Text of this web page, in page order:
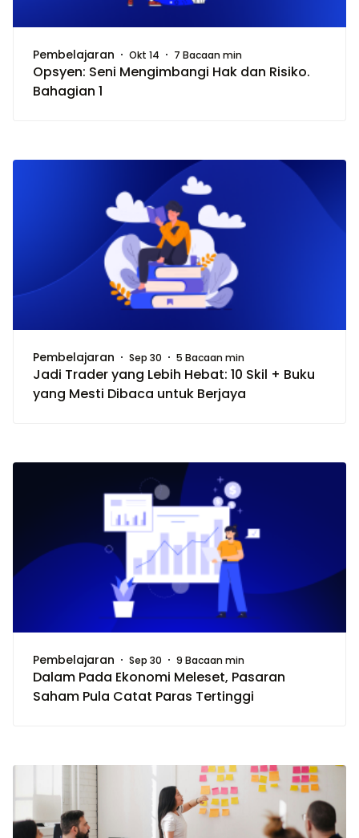
Pembelajaran Okt 14 7 Bacaan min
Opsyen: Seni Mengimbangi Hak dan Risiko.
Bahagian 1
Pembelajaran Sep 30 5 Bacaan min
Jadi Trader yang Lebih Hebat: 10 Skil + Buku
yang Mesti Dibaca untuk Berjaya
Pembelajaran Sep 30 9 Bacaan min
Dalam Pada Ekonomi Meleset, Pasaran
Saham Pula Catat Paras Tertinggi